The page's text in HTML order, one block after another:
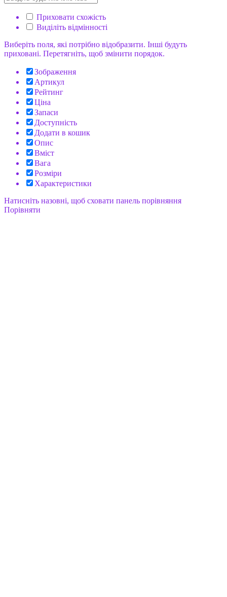
Приховати схожість
Виділіть відмінності
Виберіть поля, які потрібно відобразити. Інші будуть
приховані. Перетягніть, щоб змінити порядок.
Зображення
Артикул
Рейтинг
Ціна
Запаси
Доступність
Додати в кошик
Опис
Вміст
Вага
Розміри
Характеристики
Натисніть назовні, щоб сховати панель порівняння
Порівняти